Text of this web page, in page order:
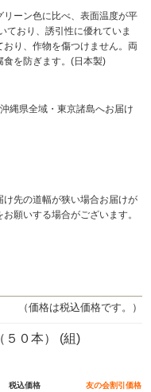
ーン色に比べ、表面温度が平
おり、誘引性に優れていま
り、作物を傷つけません。両
食を防ぎます。(日本製)
縄県全域・東京諸島へお届け
先の道幅が狭い場合お届けが
願いする場合がございます。
（価格は税込価格です。）
０本） (組)
税込価格 友の会割引価格